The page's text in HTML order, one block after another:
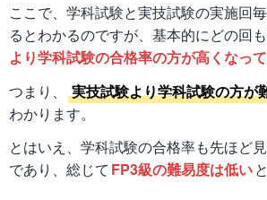
ここで、学科試験と実技試験の実施回
るとわかるのですが、基本的にどの回も
より学科試験の合格率の方が高くなっ
つまり、
実技試験より学科試験の方が
わかります。
とはいえ、学科試験の合格率も先ほど
であり、総じて FP3級の難易度は低い